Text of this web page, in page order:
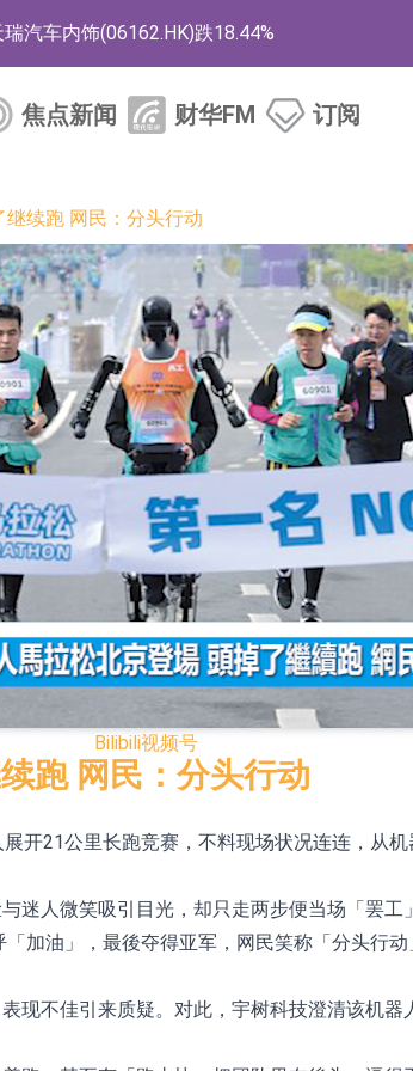
，拿森科技(02261.HK)涨+64.11%
措施
国产CPU与GPU构建
认证
资基金临时停牌
停牌
福来(08611.HK)跌21.01%
辰兴发展(02286.HK)涨+64.91%
汽车内饰(06162.HK)跌18.44%
焦点新闻 财华FM 订阅
续跑 网民：分头行动
Bilibili视频号
跑 网民：分头行动
开21公里长跑竞赛，不料现场状况连连，从
迷人微笑吸引目光，却只走两步便当场「罢
加油」，最後夺得亚军，网民笑称「分头行
现不佳引来质疑。对此，宇树科技澄清该机